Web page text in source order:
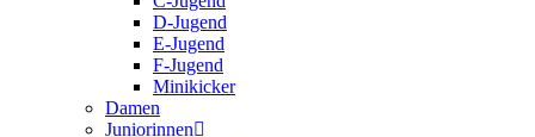
D-Jugend
E-Jugend
F-Jugend
Minikicker
Damen
Juniorinnen